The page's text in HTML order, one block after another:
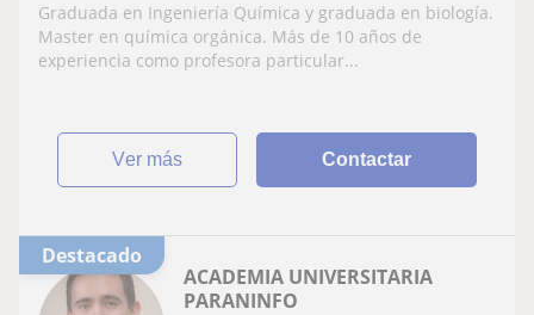
Graduada en Ingeniería Química y graduada en biología.
Master en química orgánica. Más de 10 años de
experiencia como profesora particular...
ver más Contactar
Destacado
ACADEMIA UNIVERSITARIA
PARANINFO